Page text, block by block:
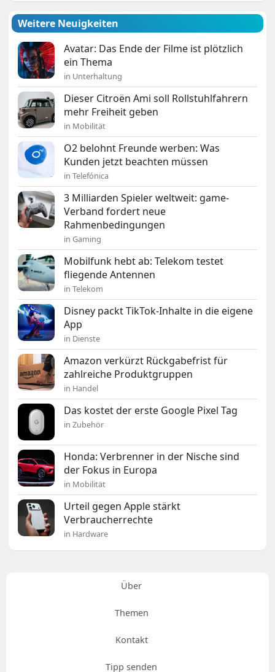
Weitere Neuigkeiten
Avatar: Das Ende der Filme ist plötzlich
ein Thema
in Unterhaltung
Dieser Citroën Ami soll Rollstuhlfahrern
mehr Freiheit geben
in Mobilität
O2 belohnt Freunde werben: Was
Kunden jetzt beachten müssen
in Telefónica
3 Milliarden Spieler weltweit: game-
Verband fordert neue
Rahmenbedingungen
in Gaming
Mobilfunk hebt ab: Telekom testet
fliegende Antennen
in Telekom
Disney packt TikTok-Inhalte in die eigene
App
in Dienste
Amazon verkürzt Rückgabefrist für
zahlreiche Produktgruppen
in Handel
Das kostet der erste Google Pixel Tag
in Zubehör
Honda: Verbrenner in der Nische sind
der Fokus in Europa
in Mobilität
Urteil gegen Apple stärkt
Verbraucherrechte
in Hardware
Über
Themen
Kontakt
Tipp senden